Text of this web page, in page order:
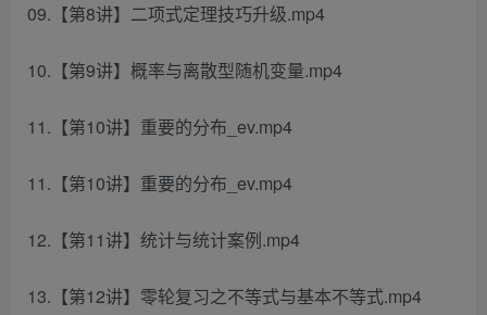
09.【第8讲】二项式定理技巧升级.mp4
10.【第9讲】概率与离散型随机变量.mp4
11.【第10讲】重要的分布_ev.mp4
11.【第10讲】重要的分布_ev.mp4
12.【第11讲】统计与统计案例.mp4
13.【第12讲】零轮复习之不等式与基本不等式.mp4